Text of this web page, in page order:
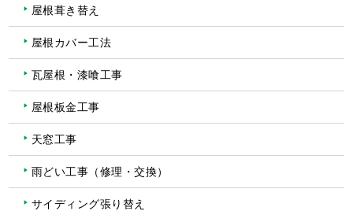
屋根葺き替え
屋根カバー工法
瓦屋根・漆喰工事
屋根板金工事
天窓工事
雨どい工事（修理・交換）
サイディング張り替え